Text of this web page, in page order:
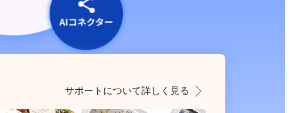
サポートについて詳しく見る